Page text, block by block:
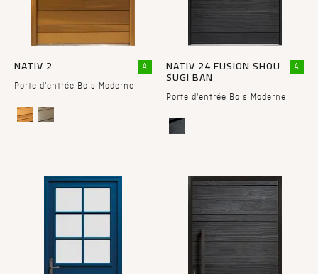
NATIV 2
Porte d'entrée Bois Moderne
A NATIV 24 FUSION SHOU
SUGI BAN
Porte d'entrée Bois Moderne
A